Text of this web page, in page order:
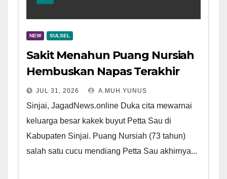
NEW SULSEL
Sakit Menahun Puang Nursiah
Hembuskan Napas Terakhir
JUL 31, 2026 A.MUH.YUNUS
Sinjai, JagadNews.online Duka cita mewarnai
keluarga besar kakek buyut Petta Sau di
Kabupaten Sinjai. Puang Nursiah (73 tahun)
salah satu cucu mendiang Petta Sau akhirnya...